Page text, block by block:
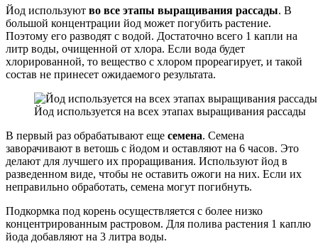
Йод используют во все этапы выращивания рассады. В
большой концентрации йод может погубить растение.
Поэтому его разводят с водой. Достаточно всего 1 капли на
литр воды, очищенной от хлора. Если вода будет
хлорированной, то вещество с хлором прореагирует, и такой
состав не принесет ожидаемого результата.
Йод используется на всех этапах выращивания рассады
В первый раз обрабатывают еще семена. Семена
заворачивают в ветошь с йодом и оставляют на 6 часов. Это
делают для лучшего их проращивания. Используют йод в
разведенном виде, чтобы не оставить ожоги на них. Если их
неправильно обработать, семена могут погибнуть.
Подкормка под корень осуществляется с более низко
концентрированным растровом. Для полива растения 1 каплю
йода добавляют на 3 литра воды.